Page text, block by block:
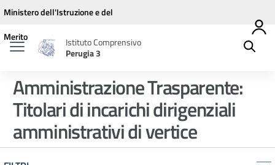
Vai ai contenuti
Vai al menu di navigazione
Vai al footer
Ministero dell'Istruzione e del
Merito
Istituto Comprensivo
Perugia 3
Amministrazione Trasparente:
Titolari di incarichi dirigenziali
amministrativi di vertice